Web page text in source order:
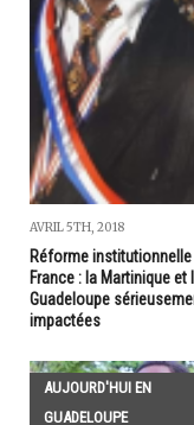
AVRIL 5TH, 2018
Réforme institutionnelle
France : la Martinique et
Guadeloupe
impactées
AUJOURD'HUI EN
GUADELOUPE